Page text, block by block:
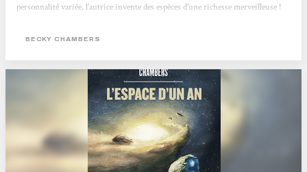
personnalité variée, l’autrice invente des espèces d’une richesse merveilleuse !
se retrouve dans un récit que je qualifierais presque de contemplatif, parce...
BECKY CHAMBERS